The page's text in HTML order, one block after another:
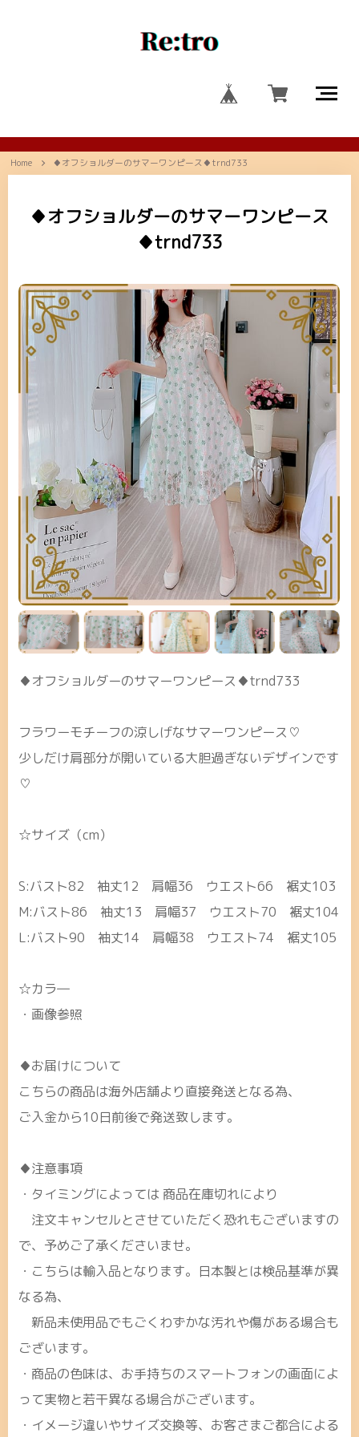
Home ♦オフショルダーのサマーワンピース♦trnd733
♦オフショルダーのサマーワンピース
♦trnd733
♦オフショルダーのサマーワンピース♦trnd733
フラワーモチーフの涼しげなサマーワンピース♡
少しだけ肩部分が開いている大胆過ぎないデザインです
♡
☆サイズ（cm）
S:バスト82 袖丈12 肩幅36 ウエスト66 裾丈103
M:バスト86 袖丈13 肩幅37 ウエスト70 裾丈104
L:バスト90 袖丈14 肩幅38 ウエスト74 裾丈105
☆カラ―
・画像参照
♦お届けについて
こちらの商品は海外店舗より直接発送となる為、
ご入金から10日前後で発送致します。
♦注意事項
・タイミングによっては 商品在庫切れにより
注文キャンセルとさせていただく恐れもございますの
で、予めご了承くださいませ。
・こちらは輸入品となります。日本製とは検品基準が異
なる為、
新品未使用品でもごくわずかな汚れや傷がある場合も
ございます。
・商品の色味は、お手持ちのスマートフォンの画面によ
って実物と若干異なる場合がございます。
・イメージ違いやサイズ交換等、お客さまご都合による